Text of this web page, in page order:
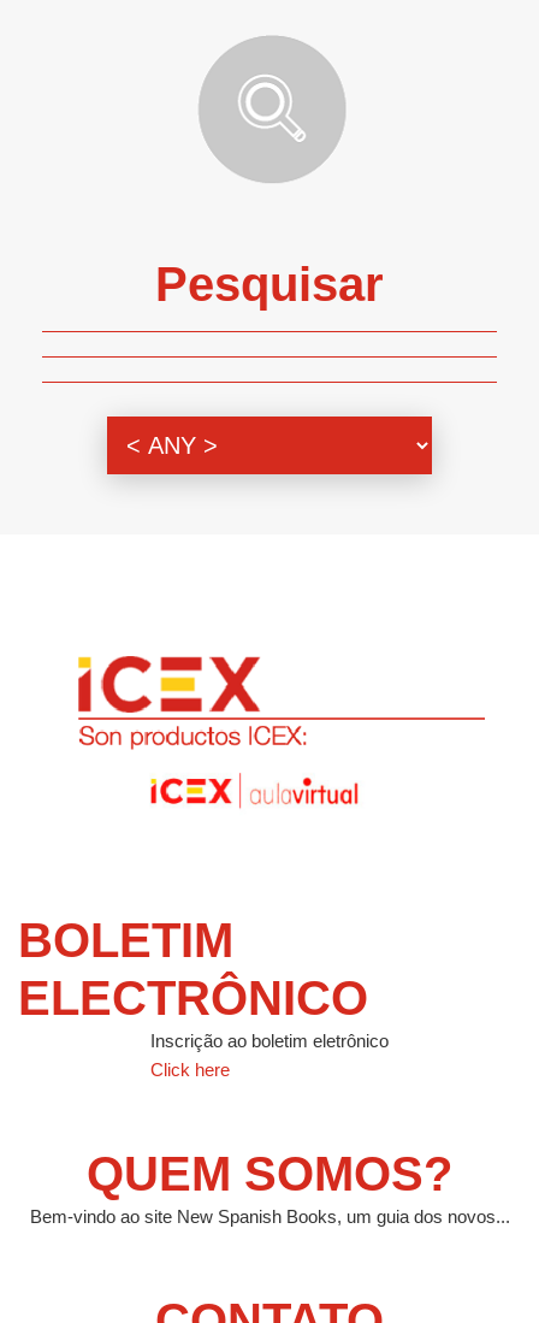
Pesquisar
BOLETIM
ELECTRÔNICO
Inscrição ao boletim eletrônico
Click here
QUEM SOMOS?
Bem-vindo ao site New Spanish Books, um guia dos novos...